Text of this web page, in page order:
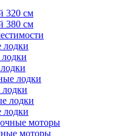
320 см
380 см
лодки
лодки
лодки
лодки
моторы
моторы